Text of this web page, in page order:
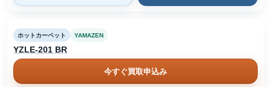
ホットカーペット YAMAZEN
YZLE-201 BR
今すぐ買取申込み